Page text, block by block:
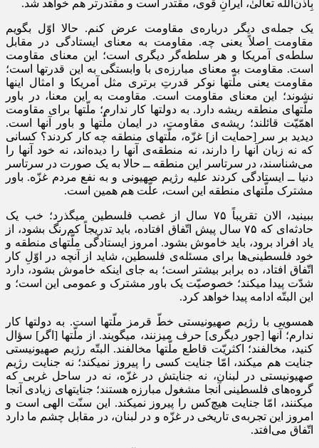
بِاذن‌الله تعالیٰ، ایرانِ قوی، مقتدر است و مقتدرتر هم خواهد شد.
یک جمله‌ی دیگر درباره‌ی مقاومت عرض کنم. حالا اوّل بگویم
مقاومت اصلاً یعنی چه. مقاومت به معنای ایستادگی در مقابل
سلطه‌ی آمریکا و هر سلطه‌گر دیگری است؛ این معنای مقاومت
است. مقاومت به معنای مبارزه‌ی با وابستگی به این قدرتها است؛
مقاومت یعنی ملّتها نوکر قدرتِ برتری مثل آمریکا و امثال اینها
نشوند؛ این معنای مقاومت است. مقاومت به این معنا، در باور
ملّتهای منطقه ریشه دارد. به دولتها کار ندارم؛ ملّتها برای مقاومت
اهمّیّت قائلند؛ ریشه‌ی مقاومت، در ایمان ملّتها و باور آنها است.
دیدید بر سر [حمایت از] غزّه، ملّتهای منطقه چه کار کردند؟ کسانی
که نه زبان آنها را دارند، نه منطقه‌ی آنها را دیده‌اند، نه خود آنها را
می‌شناسند، در سرتاسر این منطقه ــ حالا به یک صورت در سرتاسر
دنیا ــ ایستادگی کردند علیه رژیم صهیونی و به نفع مردم غزّه. باور
مشترک ملّتهای منطقه این است، علّت هم همین است.
ببینید، الان تقریباً ۷۵ سال از غصب فلسطین میگذرد؛ خب یک
حادثه‌ای که ۷۵ سال پیش اتّفاق افتاده، باید تدریجاً کم‌رنگ بشود، از
یاد افراد برود، باید خاموش بشود. امروز ایستادگی ملّتهای منطقه و
خود فلسطینی‌ها برای مسئله‌ی فلسطین، شاید از آنچه در اوّلِ کار
اتّفاق افتاد، ده برابر بیشتر است؛ به جای اینکه خاموش بشود، دارد
شدّت پیدا میکند؛ خصوصیّت یک باور مشترک و عمومی این است؛ و
این البتّه ادامه پیدا خواهد کرد.
همسویی با رژیم صهیونیستی خطّ قرمز ملّتها است. به دولتها کار
ندارم؛ آنها [جور دیگری] حرف میزنند، میگویند. از ملّتها [اگر] سؤال
کنید، مخالفند؛ اکثریّت قاطع ملّتها مخالفند. البتّه رژیم صهیونیستی
جنایت هم میکند، امّا جنایت کسی را پیروز نمیکند؛ نه جنایت رژیم
صهیونیستی در لبنان، نه جنایتش در غزّه، نه در ساحل غربی که
گروه‌های فلسطینی آنجا مشغول مبارزه هستند؛ جنایتهای زیادی آنجا
میکنند، امّا جنایت هیچ‌کس را پیروز نمیکند. این سنّت الهی است و
امروز این تجربه‌ی تاریخی در غزّه و در لبنان، در مقابل چشم ما دارد
اتّفاق می‌افتد.